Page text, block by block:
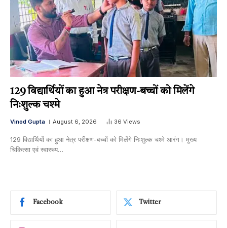
129 विद्यार्थियों का हुआ नेत्र परीक्षण-बच्चों को मिलेंगे
निःशुल्क चश्मे
Vinod Gupta August 6, 2026 36 Views
129 विद्यार्थियों का हुआ नेत्र परीक्षण-बच्चों को मिलेंगे निःशुल्क चश्मे आरंग। मुख्य
चिकित्सा एवं स्वास्थ्य…
Facebook Twitter